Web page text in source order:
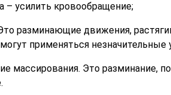
– усилить кровообращение;
разминающие движения,
применяться незначительные
массирования. Это разминание,